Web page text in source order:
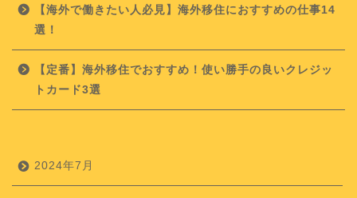
【海外で働きたい人必見】海外移住におすすめの仕事14
選！
【定番】海外移住でおすすめ！使い勝手の良いクレジッ
トカード3選
2024年7月